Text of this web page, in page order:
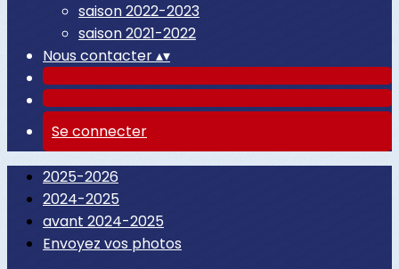
saison 2022-2023
saison 2021-2022
Nous contacter▴▾
Se connecter
2025-2026
2024-2025
avant 2024-2025
Envoyez vos photos